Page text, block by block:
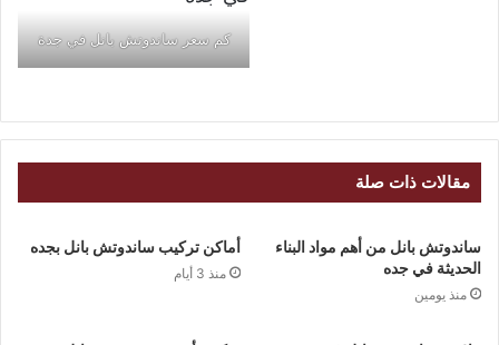
كم سعر ساندوتش بانل في جدة
مقالات ذات صلة
ساندوتش بانل من أهم مواد البناء
الحديثة في جده
منذ يومين
أماكن تركيب ساندوتش بانل بجده
منذ 3 أيام